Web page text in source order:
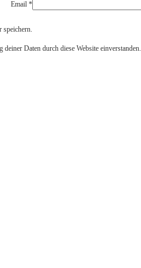
Email*
speichern.
Daten durch diese Website einverstanden.